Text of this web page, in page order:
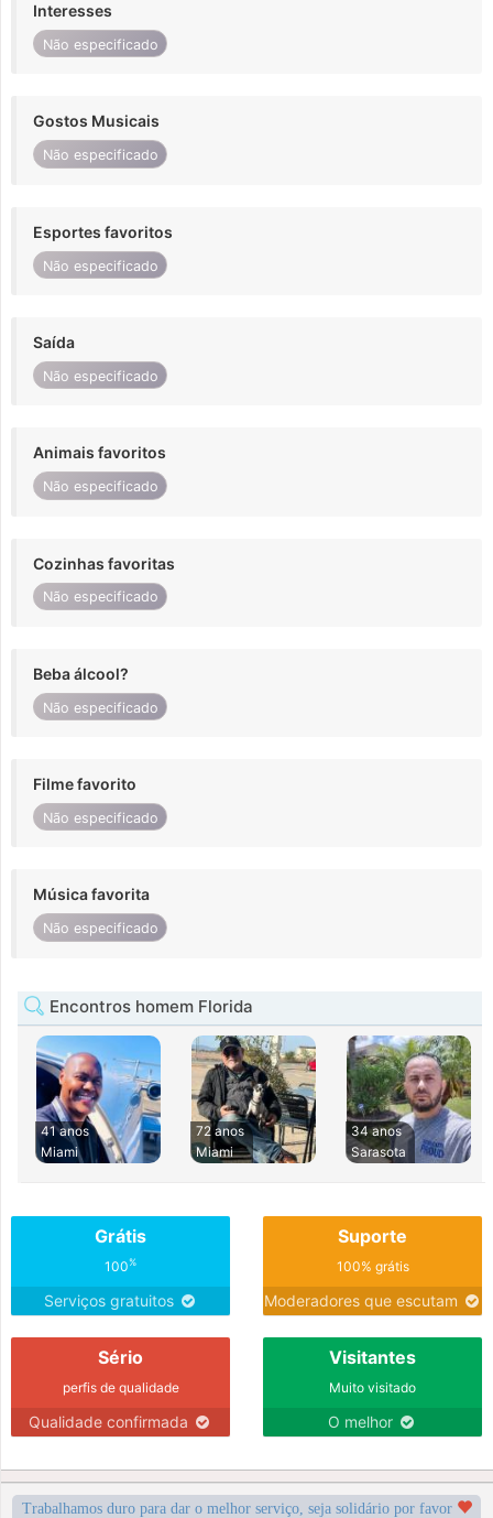
Interesses
Não especificado
Gostos Musicais
Não especificado
Esportes favoritos
Não especificado
Saída
Não especificado
Animais favoritos
Não especificado
Cozinhas favoritas
Não especificado
Beba álcool?
Não especificado
Filme favorito
Não especificado
Música favorita
Não especificado
Encontros homem Florida
41 anos
Miami
72 anos
Miami
34 anos
Sarasota
Grátis
100%
Serviços gratuitos
Suporte
100% grátis
Moderadores que escutam
Sério
perfis de qualidade
Qualidade confirmada
Visitantes
Muito visitado
O melhor
Trabalhamos duro para dar o melhor serviço, seja solidário por favor